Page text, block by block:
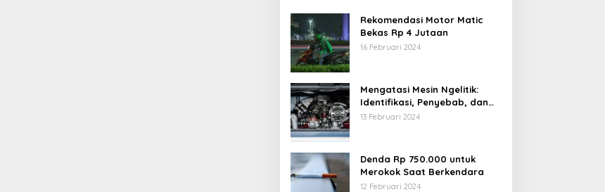
Rekomendasi Motor Matic
Bekas Rp 4 Jutaan
16 Februari 2024
Mengatasi Mesin Ngelitik:
Identifikasi, Penyebab, dan
Solusi
13 Februari 2024
Denda Rp 750.000 untuk
Merokok Saat Berkendara
12 Februari 2024